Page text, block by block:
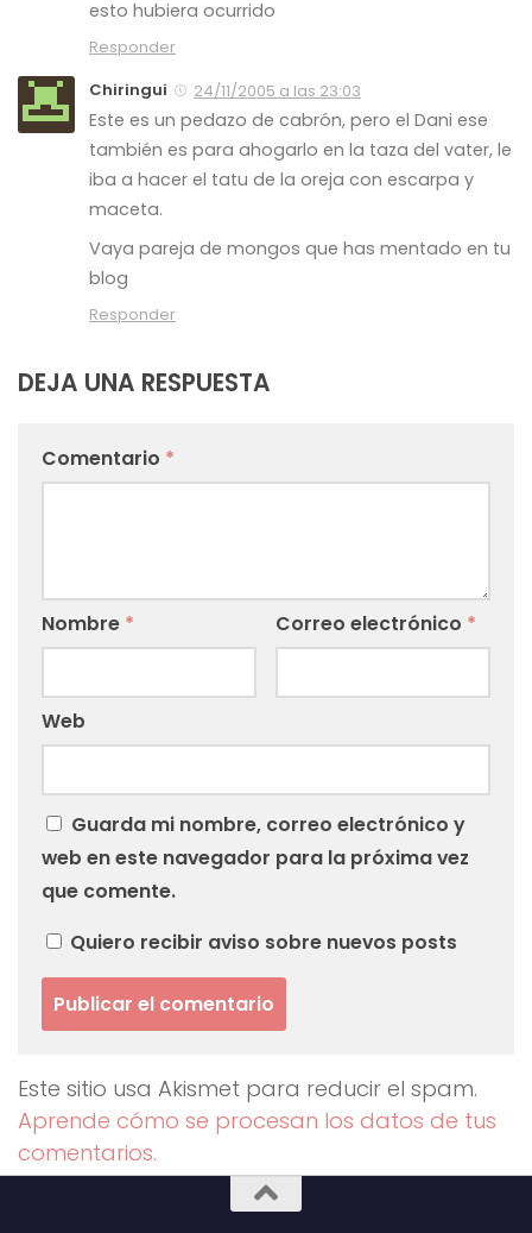
esto hubiera ocurrido
Responder
Chiringui
24/11/2005 a las 23:03
Este es un pedazo de cabrón, pero el Dani ese
también es para ahogarlo en la taza del vater, le
iba a hacer el tatu de la oreja con escarpa y
maceta.
Vaya pareja de mongos que has mentado en tu
blog
Responder
DEJA UNA RESPUESTA
Comentario *
Nombre * Correo electrónico *
Web
Guarda mi nombre, correo electrónico y
web en este navegador para la próxima vez
que comente.
Quiero recibir aviso sobre nuevos posts
Este sitio usa Akismet para reducir el spam.
Aprende cómo se procesan los datos de tus
comentarios.